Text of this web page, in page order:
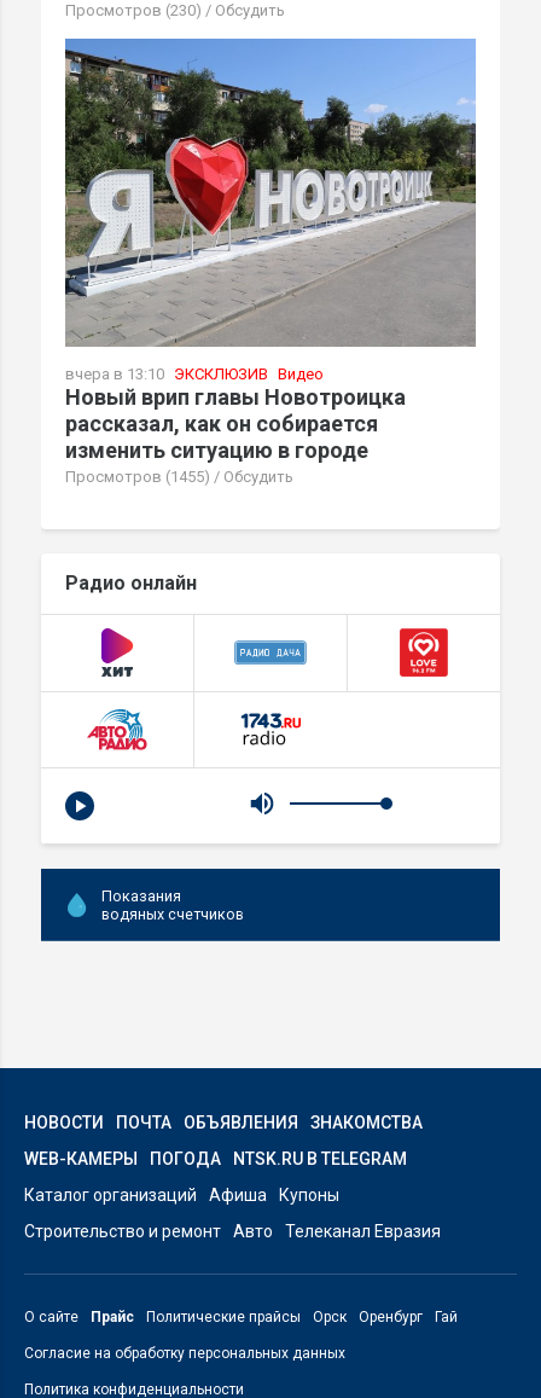
Просмотров (230) / Обсудить
вчера в 13:10 ЭКСКЛЮЗИВ Видео
Новый врип главы Новотроицка
рассказал, как он собирается
изменить ситуацию в городе
Просмотров (1455) / Обсудить
Радио онлайн
Показания
водяных счетчиков
НОВОСТИ ПОЧТА ОБЪЯВЛЕНИЯ
ЗНАКОМСТВА
WEB-КАМЕРЫ
ПОГОДА
NTSK.RU В TELEGRAM
Каталог организаций
Афиша
Купоны
Строительство и ремонт
Авто Телеканал Евразия
О сайте Прайс Политические прайсы Орск Оренбург Гай
Согласие на обработку персональных данных
Политика конфиденциальности